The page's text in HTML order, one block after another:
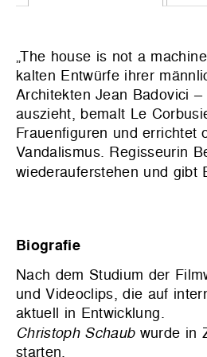
„The house is not a
kalten Entwürfe ihrer
Architekten Jean Badovici
auszieht, bemalt Le
Frauenfiguren und errichtet
Vandalismus. Regisseurin
wiederauferstehen und gibt
Biografie
Nach dem Studium der
und Videoclips, die auf
aktuell in Entwicklung.
Christoph Schaub wurde in
starten.